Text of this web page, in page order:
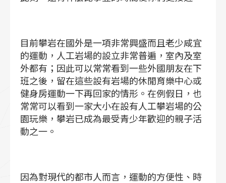
目前攀岩在國外是一項非常興盛而且老少咸宜
的運動，人工岩場的設立非常普遍，室內及室
外都有；因此可以常常看到一些外國朋友在下
班之後，留在這些設有岩場的休閒育樂中心或
健身房運動一下再回家的情形。在例假日，也
常常可以看到一家大小在設有人工攀岩場的公
園玩樂，攀岩已成為最受青少年歡迎的親子活
動之一。
因為對現代的都市人而言，運動的方便性、時